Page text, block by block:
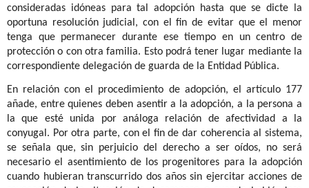
consideradas idóneas para tal adopción hasta que se dicte la
oportuna resolución judicial, con el fin de evitar que el menor
tenga que permanecer durante ese tiempo en un centro de
protección o con otra familia. Esto podrá tener lugar mediante la
correspondiente delegación de guarda de la Entidad Pública.
En relación con el procedimiento de adopción, el artículo 177
añade, entre quienes deben asentir a la adopción, a la persona a
la que esté unida por análoga relación de afectividad a la
conyugal. Por otra parte, con el fin de dar coherencia al sistema,
se señala que, sin perjuicio del derecho a ser oídos, no será
necesario el asentimiento de los progenitores para la adopción
cuando hubieran transcurrido dos años sin ejercitar acciones de